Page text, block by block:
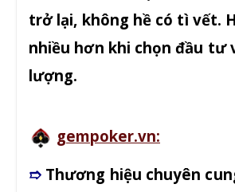
trở lại, không hề có tì vết.
nhiều hơn khi chọn đầu tư
lượng.
gempoker.vn:
➱ Thương hiệu chuyên